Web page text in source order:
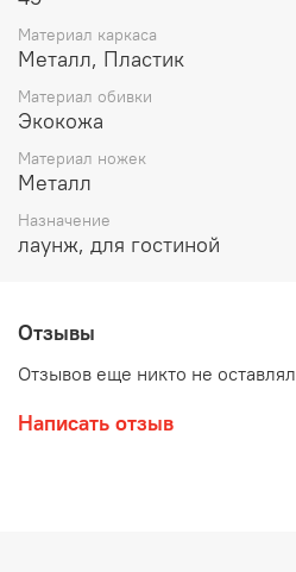
Материал каркаса
Металл, Пластик
Материал обивки
Экокожа
Материал ножек
Металл
Назначение
лаунж, для гостиной
Отзывы
Отзывов еще никто не оставлял
Написать отзыв